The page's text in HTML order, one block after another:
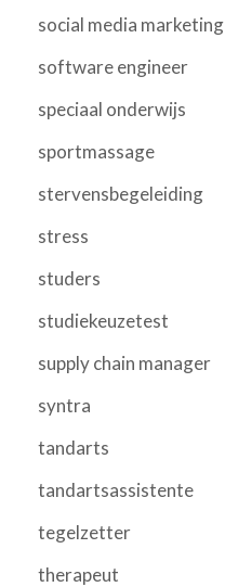
social media marketing
software engineer
speciaal onderwijs
sportmassage
stervensbegeleiding
stress
studers
studiekeuzetest
supply chain manager
syntra
tandarts
tandartsassistente
tegelzetter
therapeut